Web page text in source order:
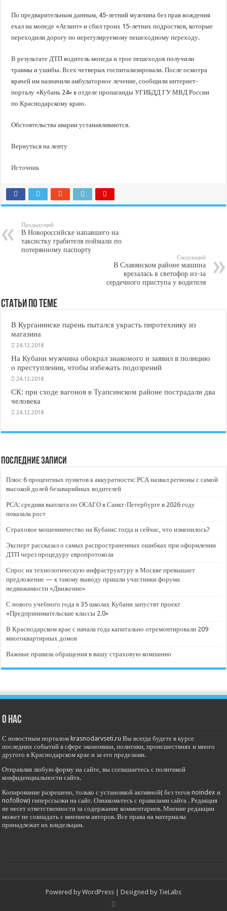
Важные правила обращения в вашу страховую компанию
По предварительным данным, 45-летний мужчина без прав вождения
ехал на мопеде «Атлант» и сбил троих 15-летних подростков, которые
переходили дорогу по нерегулируемому пешеходному переходу.
В результате ДТП водитель мопеда и трое пешеходов получили
травмы и ушибы. Всех четверых госпитализировали. После осмотра
врачей им назначили амбулаторное лечение, сообщили интернет-
порталу «Кубань 24» в отделе пропаганды УГИБДД ГУ МВД России
по Краснодарскому краю.
Обстоятельства аварии устанавливаются.
Вернуться на ленту
Источник
Предыдущий
В Новороссийске напавшего на
таксистку грабителя поймали по
потерянному паспорту
Следующий
В Славянском районе машина
врезалась в светофор из-за
сердечного приступа у водителя
Статьи по Теме
В Курганинске парень пытался украсть пиротехнику из
магазина
24.12.2018
На Кубани мужчина обокрал знакомого и заявил в полицию
о преступлении, чтобы избежать подозрений
24.12.2018
СК: при сходе вагонов в Туапсинском районе пострадали два
человека
24.12.2018
Последние записи
Плюс 6 процентных пунктов к аккуратности: РСА назвал регионы с самой
высокой долей безаварийных водителей
РСА: средняя выплата по ОСАГО в Санкт-Петербурге в 2026 году
показала рост
Страховое мошенничество на Кубани: тогда и сейчас, что изменилось?
Эксперт рассказал о самых распространенных ошибках при оформлении
ДТП через процедуру европротокола
Спрос на технологическую инфраструктуру в Москве превышает
предложение — к такому выводу пришли участники форума
недвижимости «Движение»
С нового учебного года в 35 школах Кубани запустят проект
«Предпринимательские классы 2.0»
В Краснодарском крае с начала года капитально отремонтировали 209
многоквартирных домов
Важные правила обращения в вашу страховую компанию
О нас
С новостным порталом krasnodarvseti.ru Вы всегда будете в курсе
последних событий в сфере экономики, политики, происшествиях и много
другого в Краснодарском крае и за его пределами.
Отправляя любую форму на сайте, вы соглашаетесь с политикой
конфиденциальности сайта.
Копирование разрешено, только с установкой активной( без тегов noindex и
nofollow) гиперссылки на сайт. Ознакомьтесь с правилами сайта . Редакция
не несет ответственности за содержание комментариев. Мнение редакции
может не совпадать с мнением авторов. Все права на материалы
принадлежат их владельцам.
Powered by WordPress | Designed by TieLabs